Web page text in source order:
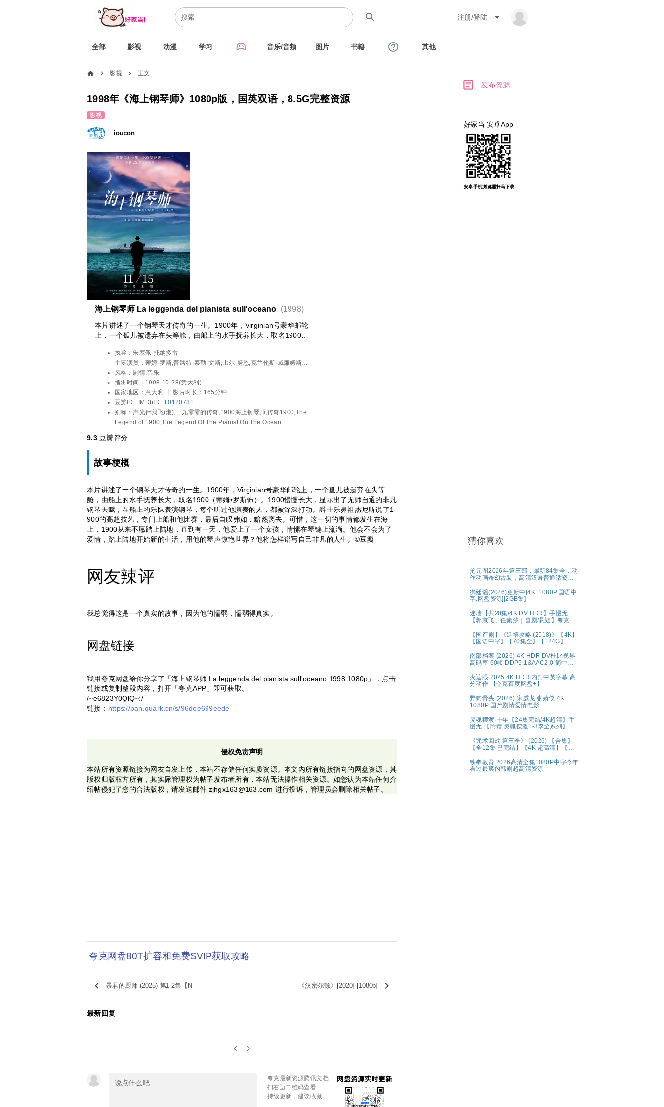
search 注册/登陆 arrow_drop_down
全部 影视 动漫 学习 sports_esports 音乐/音频 图片 书籍 help_outline 其他
home chevron_right 影视 chevron_right 正文
1998年《海上钢琴师》1080p版，国英双语，8.5G完整资源
影视
ioucon
海上钢琴师 La leggenda del pianista sull'oceano (1998)
本片讲述了一个钢琴天才传奇的一生。1900年，Virginian号豪华邮轮
上，一个孤儿被遗弃在头等舱，由船上的水手抚养长大，取名1900
赋，在船上的乐队表演钢琴，每个听过他演奏的人，都被深深打动。
爵士乐鼻祖杰尼听说了1900的高超技艺，专门上船和他比赛，最后自
叹弗如，黯然离去。可惜，这一切的事情都发生在海上，1900从来不
愿踏上陆地，直到有一天，他爱上了一个女孩，情愫在琴键上流淌。
他会不会为了爱情，踏上陆地开始新的生活，用他的琴声惊艳世界？
他将怎样谱写自己非凡的人生。©豆瓣
执导：朱塞佩·托纳多雷
主要演员： 蒂姆·罗斯,普路特·泰勒·文斯,比尔·努恩,克兰伦斯·威廉姆斯三
世,梅兰尼·蒂埃里,皮特·沃恩,尼尔·奥布赖恩,阿尔贝托·巴斯克斯,加布里埃
莱·拉维亚,科里·巴克,西德尼·科尔,Luigi De Luca,尼古拉·迪·平托,费米·依
鲁福祖,伊斯顿·盖奇,凯文·麦克纳利,布莱恩·普林格,沙拉·鲁宾,希思科特·
威廉姆斯,阿妮妲·扎格利亚,安吉洛·迪洛雷塔
风格： 剧情,音乐
播出时间： 1998-10-28(意大利)
国家地区： 意大利 丨影片时长：165分钟
豆瓣ID : IMDbID : tt0120731
别称：声光伴我飞(港),一九零零的传奇,1900海上钢琴师,传奇1900,The
Legend of 1900,The Legend Of The Pianist On The Ocean
9.3豆瓣评分
故事梗概
本片讲述了一个钢琴天才传奇的一生。1900年，Virginian号豪华邮轮上，一个孤儿被遗弃在头等
舱，由船上的水手抚养长大，取名1900（蒂姆•罗斯饰）。1900慢慢长大，显示出了无师自通的非凡
钢琴天赋，在船上的乐队表演钢琴，每个听过他演奏的人，都被深深打动。爵士乐鼻祖杰尼听说了1
900的高超技艺，专门上船和他比赛，最后自叹弗如，黯然离去。可惜，这一切的事情都发生在海
上，1900从来不愿踏上陆地，直到有一天，他爱上了一个女孩，情愫在琴键上流淌。他会不会为了
爱情，踏上陆地开始新的生活，用他的琴声惊艳世界？他将怎样谱写自己非凡的人生。©豆瓣
网友辣评
我总觉得这是一个真实的故事，因为他的懦弱，懦弱得真实。
网盘链接
我用夸克网盘给你分享了「海上钢琴师.La leggenda del pianista sull'oceano.1998.1080p」，点击
链接或复制整段内容，打开「夸克APP」即可获取。
/~e6823Y0QlQ~:/
链接： https://pan.quark.cn/s/96dee699eede
侵权免责声明
本站所有资源链接为网友自发上传，本站不存储任何实质资源。本文内所有链接指向的网盘资源，其
版权归版权方所有，其实际管理权为帖子发布者所有，本站无法操作相关资源。如您认为本站任何介
绍帖侵犯了您的合法版权，请发送邮件 zjhgx163@163.com 进行投诉，管理员会删除相关帖子。
夸克网盘80T扩容和免费SVIP获取攻略
keyboard_arrow_left 暴君的厨师 (2025) 第1-2集【N 《汉密尔顿》[2020] [1080p] keyboard_arrow_right
最新回复
keyboard_arrow_left keyboard_arrow_right
夸克最新资源腾讯文档
扫右边二维码查看
持续更新，建议收藏
article 发布资源
好家当 安卓App
安卓手机浏览器扫码下载
猜你喜欢
沧元图2026年第三部，最新84集全，动
作动画奇幻古装，高清汉语普通话资源
御廷谣(2026)更新中[4K+1080P.国语中
字.网盘资源][2GB集]
迷墙【共20集/4K DV HDR】手慢无
【郭京飞、任素汐｜喜剧/悬疑】夸克
【国产剧】《延禧攻略 (2018)》【4K】
【国语中字】【70集全】【124G】
南部档案‎ (2026) 4K HDR DV杜比视界
高码率 60帧 DDP5.1&AAC2.0 简中字
火遮眼 2025 4K HDR 内封中英字幕 高
分动作 【夸克百度网盘+】
野狗骨头 (2026) 宋威龙 张婧仪 4K
1080P 国产剧情爱情电影
灵魂摆渡·十年【24集完结/4K超清】手
慢无 【附赠 灵魂摆渡1-3季全系列】夸
《咒术回战 第三季》 (2026) 【合集】
【全12集 已完结】【4K 超高清】【内
【附1-2季+系列】夸克
铁拳教育 2026高清全集1080P中字今年
看过最爽的韩剧超高清资源